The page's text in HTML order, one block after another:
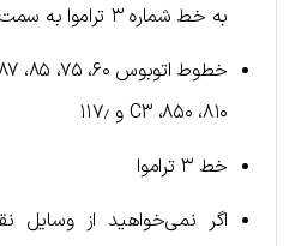
به خط شماره ۳ تراموا به سمت جنوب بروید.
۸۱۰، ۸۵۰، C3 و ۱۱۷٫
خط ۳ تراموا
اگر نمی‌خواهید از وسایل